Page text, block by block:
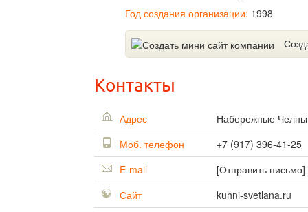
Год создания организации: 1998
Контакты
Адрес
Набережные
Моб. телефон
+7 (917) 396-41-25
E-mail
[Отправить письмо]
Сайт
kuhni-svetlana.ru